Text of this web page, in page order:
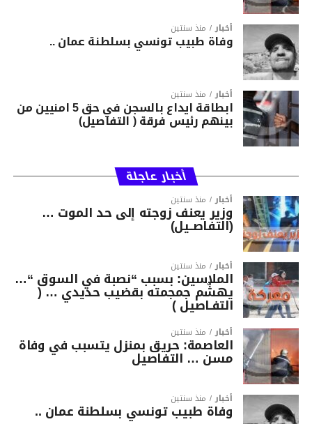
أخبار منذ سنتين
وفاة طبيب تونسي بسلطنة عمان ..
أخبار منذ سنتين
ابطاقة ايداع بالسجن في حق 5 امنيين من
بينهم رئيس فرقة ( التفاصيل)
أخبار عاجلة
أخبار منذ سنتين
وزير يعنف زوجته إلى حد الموت …
(التفاصــيل)
أخبار منذ سنتين
الملاسين: بسبب “نصبة في السوق “…
يهشّم جمجمته بقضيب حديدي … (
التفـاصيل )
أخبار منذ سنتين
العاصمة: حريق بمنزل يتسبب في وفاة
مسن … التفاصيل
أخبار منذ سنتين
وفاة طبيب تونسي بسلطنة عمان ..